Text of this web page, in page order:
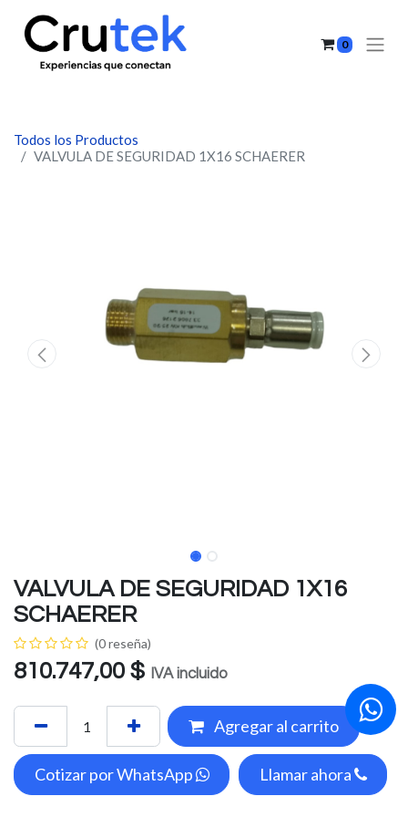
0
Todos los Productos
VALVULA DE SEGURIDAD 1X16 SCHAERER
VALVULA DE SEGURIDAD 1X16
SCHAERER
(0 reseña)
810.747,00 $ IVA incluido
Agregar al carrito
Cotizar por WhatsApp Llamar ahora